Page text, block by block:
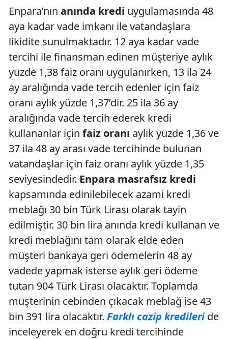
Enpara’nın anında kredi uygulamasında 48
aya kadar vade imkanı ile vatandaşlara
likidite sunulmaktadır. 12 aya kadar vade
tercihi ile finansman edinen müşteriye aylık
yüzde 1,38 faiz oranı uygulanırken, 13 ila 24
ay aralığında vade tercih edenler için faiz
oranı aylık yüzde 1,37’dir. 25 ila 36 ay
aralığında vade tercih ederek kredi
kullananlar için faiz oranı aylık yüzde 1,36 ve
37 ila 48 ay arası vade tercihinde bulunan
vatandaşlar için faiz oranı aylık yüzde 1,35
seviyesindedir. Enpara masrafsız kredi
kapsamında edinilebilecek azami kredi
meblağı 30 bin Türk Lirası olarak tayin
edilmiştir. 30 bin lira anında kredi kullanan ve
kredi meblağını tam olarak elde eden
müşteri bankaya geri ödemelerin 48 ay
vadede yapmak isterse aylık geri ödeme
tutarı 904 Türk Lirası olacaktır. Toplamda
müşterinin cebinden çıkacak meblağ ise 43
bin 391 lira olacaktır. Farklı cazip kredileride
inceleyerek en doğru kredi tercihinde